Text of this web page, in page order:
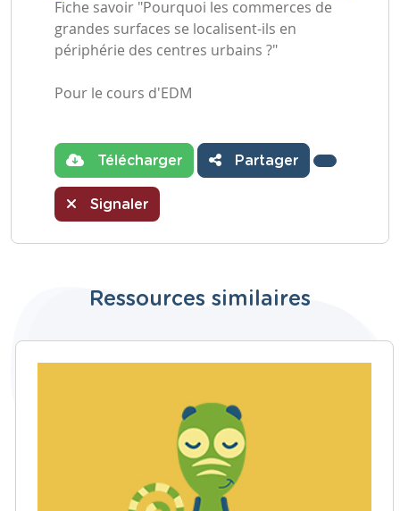
Fiche savoir "Pourquoi les commerces de
grandes surfaces se localisent-ils en
périphérie des centres urbains ?"
Pour le cours d'EDM
Télécharger Partager
Signaler
Ressources similaires